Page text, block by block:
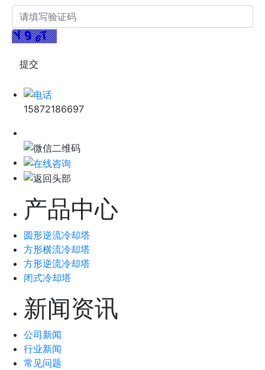
15872186697
产品中心
圆形逆流冷却塔
方形横流冷却塔
方形逆流冷却塔
闭式冷却塔
新闻资讯
公司新闻
行业新闻
常见问题